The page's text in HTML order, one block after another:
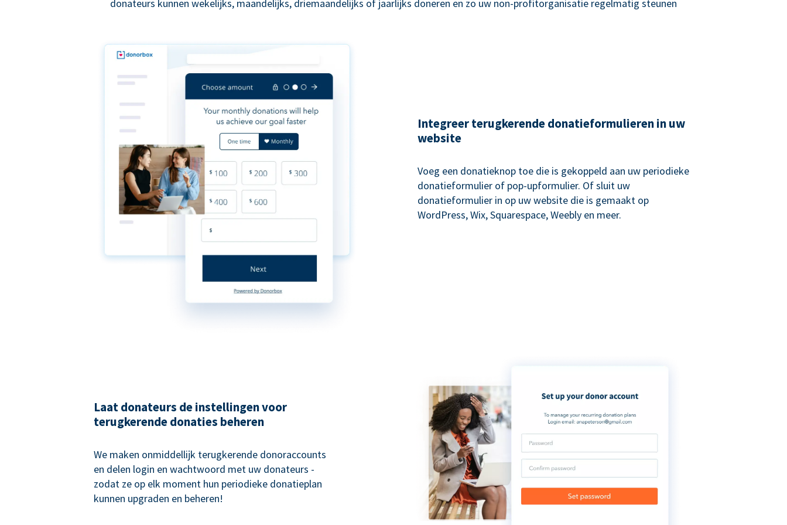
donateurs kunnen wekelijks, maandelijks, driemaandelijks of jaarlijks doneren en zo uw non-profitorganisatie regelmatig steunen
Integreer terugkerende donatieformulieren in uw
website
Voeg een donatieknop toe die is gekoppeld aan uw periodieke
donatieformulier of pop-upformulier. Of sluit uw
donatieformulier in op uw website die is gemaakt op
WordPress, Wix, Squarespace, Weebly en meer.
Laat donateurs de instellingen voor
terugkerende donaties beheren
We maken onmiddellijk terugkerende donoraccounts
en delen login en wachtwoord met uw donateurs -
zodat ze op elk moment hun periodieke donatieplan
kunnen upgraden en beheren!